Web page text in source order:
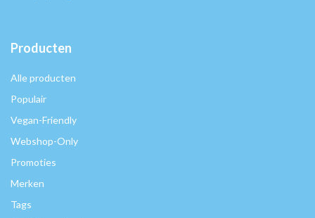
Producten
Alle producten
Populair
Vegan-Friendly
Webshop-Only
Promoties
Merken
Tags